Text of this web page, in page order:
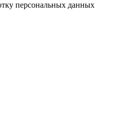
персональных данных